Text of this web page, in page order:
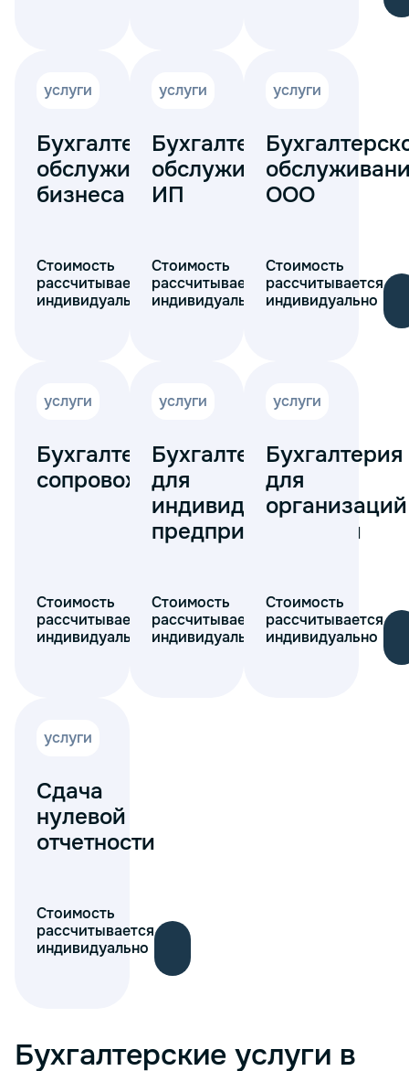
услуги
Бухгалтерское
обслуживание
бизнеса
Стоимость
рассчитывается
индивидуально
услуги
Бухгалтерское
обслуживание
ИП
Стоимость
рассчитывается
индивидуально
услуги
ООО
Стоимость
рассчитывается
индивидуально
услуги
Бухгалтерское
сопровождение
Стоимость
рассчитывается
индивидуально
услуги
Бухгалтерия
для
индивидуальных
предпринимателей
Стоимость
рассчитывается
индивидуально
услуги
Бухгалтерия
для
организаций
Стоимость
рассчитывается
индивидуально
услуги
Сдача
нулевой
отчетности
Стоимость
рассчитывается
индивидуально
Бухгалтерские услуги в